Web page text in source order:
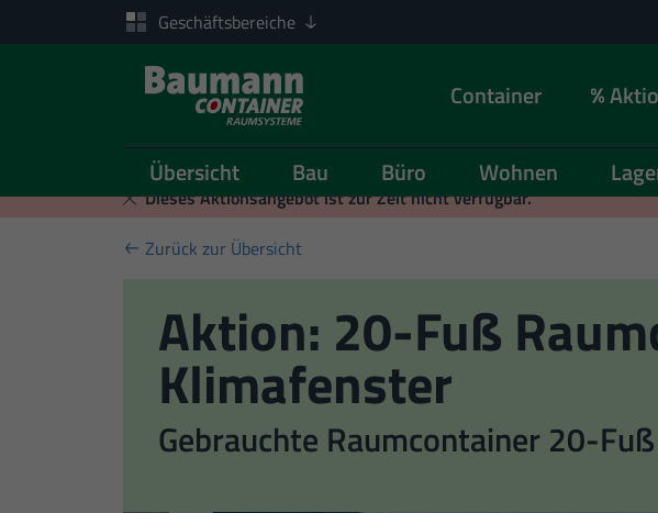
Zum Inhalt springen
Geschäftsbereiche
Container
Übersicht Bau Büro Wohnen
Dieses Aktionsangebot ist zur Zeit nicht verfügbar.
Zurück zur Übersicht
Aktion: 20-Fuß
Klimafenster
Gebrauchte Raumcontainer 20-